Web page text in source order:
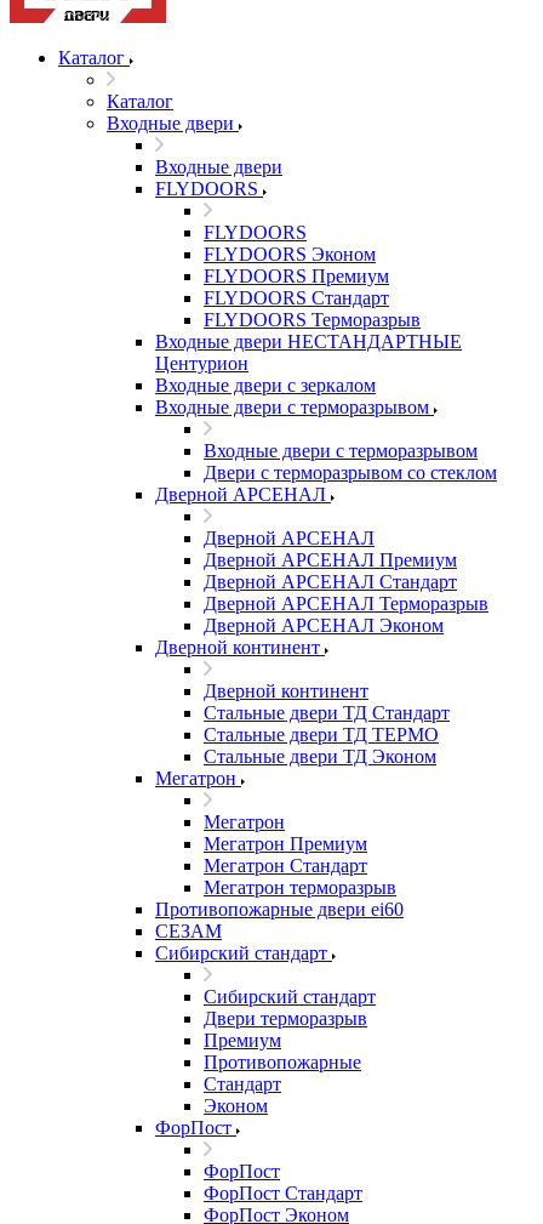
Каталог
Каталог
Входные двери
Входные двери
FLYDOORS
FLYDOORS
FLYDOORS Эконом
FLYDOORS Премиум
FLYDOORS Стандарт
FLYDOORS Терморазрыв
Входные двери НЕСТАНДАРТНЫЕ
Центурион
Входные двери с зеркалом
Входные двери с терморазрывом
Входные двери с терморазрывом
Двери с терморазрывом со стеклом
Дверной АРСЕНАЛ
Дверной АРСЕНАЛ
Дверной АРСЕНАЛ Премиум
Дверной АРСЕНАЛ Стандарт
Дверной АРСЕНАЛ Терморазрыв
Дверной АРСЕНАЛ Эконом
Дверной континент
Дверной континент
Стальные двери ТД Стандарт
Стальные двери ТД ТЕРМО
Стальные двери ТД Эконом
Мегатрон
Мегатрон
Мегатрон Премиум
Мегатрон Стандарт
Мегатрон терморазрыв
Противопожарные двери ei60
СЕЗАМ
Сибирский стандарт
Сибирский стандарт
Двери терморазрыв
Премиум
Противопожарные
Стандарт
Эконом
ФорПост
ФорПост
ФорПост Стандарт
ФорПост Эконом